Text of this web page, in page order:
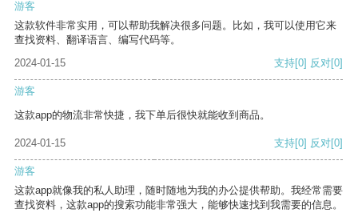
游客
这款软件非常实用，可以帮助我解决很多问题。比如，我可以使用它来
查找资料、翻译语言、编写代码等。
2024-01-15
支持[0] 反对[0]
游客
这款app的物流非常快捷，我下单后很快就能收到商品。
2024-01-15 支持[0] 反对[0]
游客
这款app就像我的私人助理，随时随地为我的办公提供帮助。我经常需要
查找资料，这款app的搜索功能非常强大，能够快速找到我需要的信息。